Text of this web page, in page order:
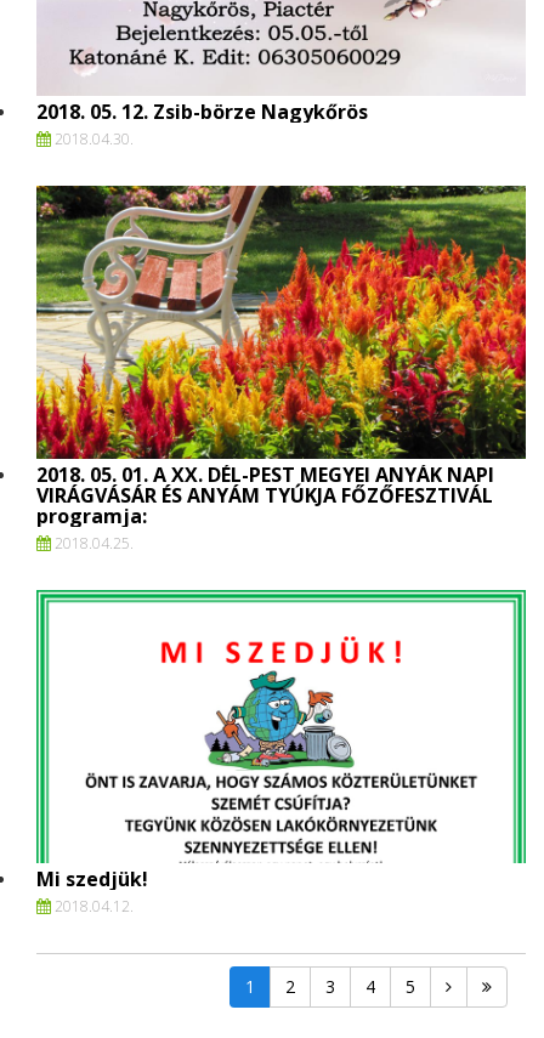
2018. 05. 12. Zsib-börze Nagykőrös
2018.04.30.
2018. 05. 01. A XX. DÉL-PEST MEGYEI ANYÁK NAPI
VIRÁGVÁSÁR ÉS ANYÁM TYÚKJA FŐZŐFESZTIVÁL
programja:
2018.04.25.
Mi szedjük!
2018.04.12.
1 2 3 4 5